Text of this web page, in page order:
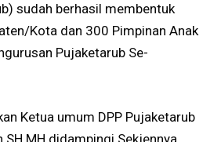
sudah berhasil membentuk
Kota dan 300 Pimpinan Anak
Pujaketarub Se-
Ketua umum DPP Pujaketarub
SH MH didampingi Sekjennya